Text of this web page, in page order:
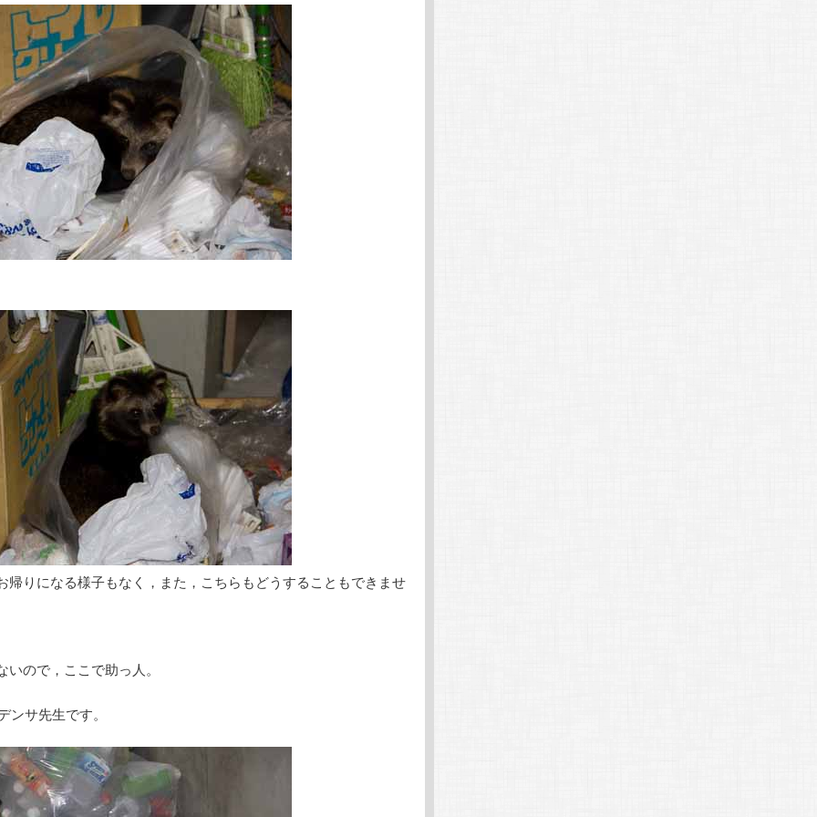
帰りになる様子もなく，また，こちらもどうすることもできませ
ので，ここで助っ人。
サ先生です。